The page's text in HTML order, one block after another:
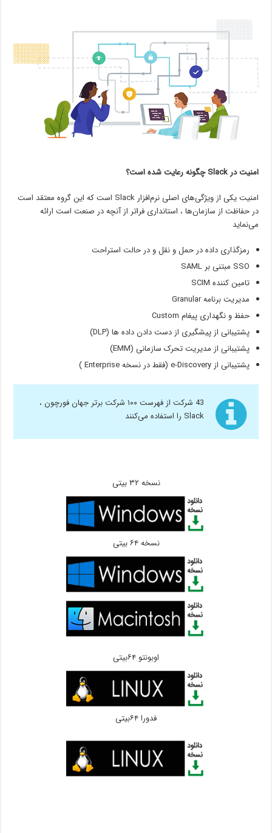
امنیت در Slack چگونه رعایت شده است؟
امنیت یکی از ویژگی‌های اصلی نرم‌افزار Slack است که این گروه معتقد است
در حفاظت از سازمان‌ها ، استانداری فراتر از آنچه در صنعت است ارائه
می‌نماید
رمزگذاری داده در حمل و نقل و در حالت استراحت
SSO مبتنی بر SAML
تامین کننده SCIM
مدیریت برنامه Granular
حفظ و نگهداری پیغام Custom
پشتیبانی از پیشگیری از دست دادن داده ها (DLP)
پشتیبانی از مدیریت تحرک سازمانی (EMM)
پشتیبانی از e-Discovery (فقط در نسخه Enterprise )
43 شرکت از فهرست ۱۰۰ شرکت برتر جهان فورچون ،
Slack را استفاده می‌کنند
نسخه ۳۲ بیتی
نسخه ۶۴ بیتی
اوبونتو ۶۴بیتی
فدورا ۶۴بیتی